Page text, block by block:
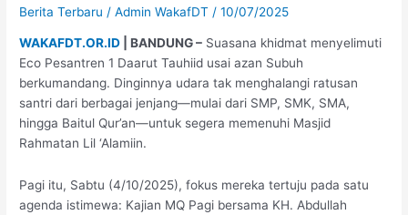
Berita Terbaru /Admin WakafDT /10/07/2025
WAKAFDT.OR.ID | BANDUNG – Suasana khidmat menyelimuti
Eco Pesantren 1 Daarut Tauhiid usai azan Subuh
berkumandang. Dinginnya udara tak menghalangi ratusan
santri dari berbagai jenjang—mulai dari SMP, SMK, SMA,
hingga Baitul Qur’an—untuk segera memenuhi Masjid
Rahmatan Lil ‘Alamiin.
Pagi itu, Sabtu (4/10/2025), fokus mereka tertuju pada satu
agenda istimewa: Kajian MQ Pagi bersama KH. Abdullah
Daarut
Tauhiid
dan
Komitmen
Kelola
Aset
Umat